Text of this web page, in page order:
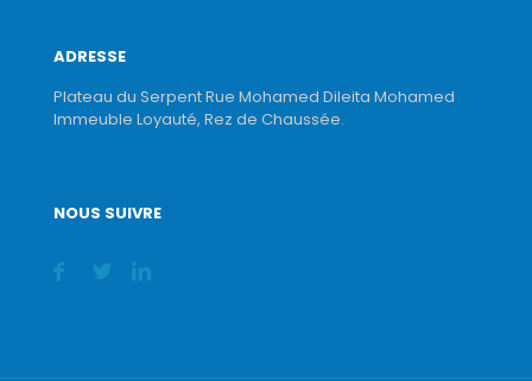
ADRESSE
Plateau du Serpent Rue Mohamed Dileita Mohamed
Immeuble Loyauté, Rez de Chaussée.
NOUS SUIVRE